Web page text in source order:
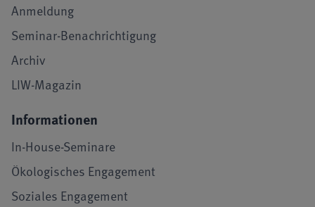
Anmeldung
Seminar-Benachrichtigung
Archiv
LIW-Magazin
Informationen
In-House-Seminare
Ökologisches Engagement
Soziales Engagement